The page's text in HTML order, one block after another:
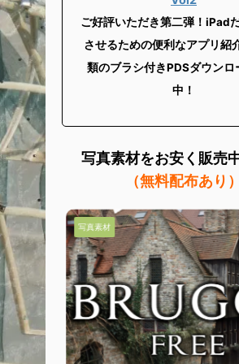
ご好評いただき第二弾！iPad
させるための便利なアプリ紹
類のブラシ付きPDSダウンロ
中！
写真素材をお安く販売
（無料配布あり）
写真素材